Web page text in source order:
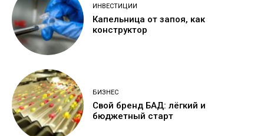
ИНВЕСТИЦИИ
Капельница от запоя, как
конструктор
БИЗНЕС
Свой бренд БАД: лёгкий и
бюджетный старт